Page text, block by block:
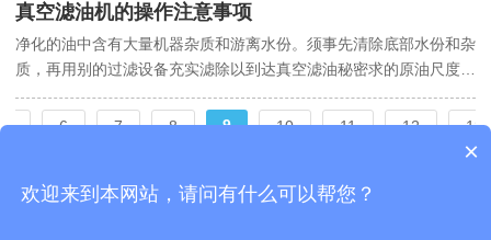
真空滤油机的操作注意事项
净化的油中含有大量机器杂质和游离水份。须事先清除底部水份和杂
质，再用别的过滤设备充实滤除以到达真空滤油秘密求的原油尺度
后，方可用真空滤油机举行过滤，以影响滤油机利用寿命。
5
6 7 8 9 10 11 12 13
×
欢迎来到本网站，请问有什么可以帮您？